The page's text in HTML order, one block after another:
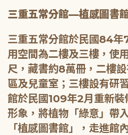
三重五常分館—植感圖書
三重五常分館於民國84年
用空間為二樓及三樓，使
尺，藏書約8萬冊，二樓
區及兒童室；三樓設有研
館於民國109年2月重新裝
形象，將植物「綠意」帶
「植感圖書館」，走進館